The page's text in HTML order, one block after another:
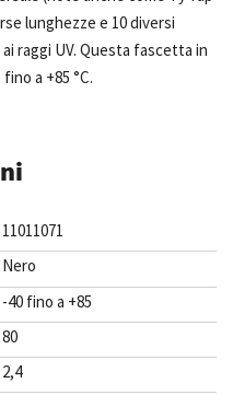
lunghezze e 10 diversi
raggi UV. Questa fascetta in
a +85 °C.
11011071
Nero
-40 fino a +85
80
2,4